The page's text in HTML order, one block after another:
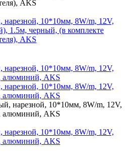
нарезной, 10*10мм, 8W/m, 12V,
1.5м, черный, (в комплекте
AKS
нарезной, 10*10мм, 8W/m, 12V,
алюминий, AKS
нарезной, 10*10мм, 8W/m, 12V,
алюминий, AKS
нарезной, 10*10мм, 8W/m, 12V,
алюминий, AKS